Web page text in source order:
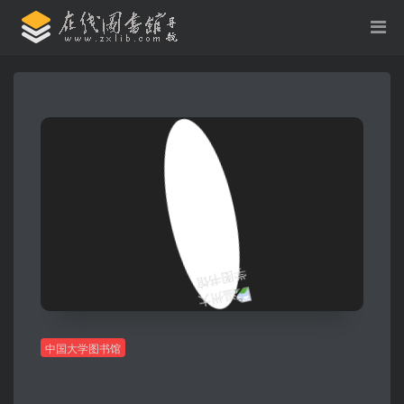
中国大学图书馆